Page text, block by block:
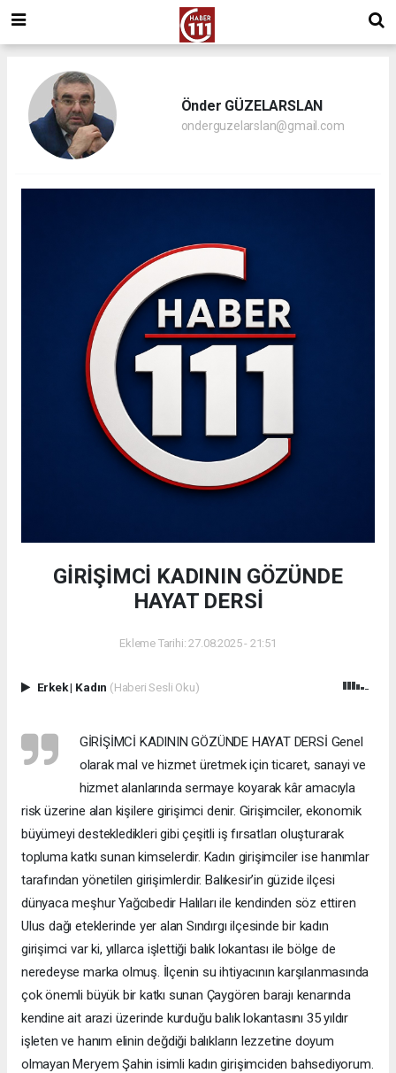
Önder GÜZELARSLAN
onderguzelarslan@gmail.com
GİRİŞİMCİ KADININ GÖZÜNDE
HAYAT DERSİ
Ekleme Tarihi: 27.08.2025 - 21:51
Erkek| Kadın (Haberi Sesli Oku)
GİRİŞİMCİ KADININ GÖZÜNDE HAYAT DERSİ Genel
olarak mal ve hizmet üretmek için ticaret, sanayi ve
hizmet alanlarında sermaye koyarak kâr amacıyla
risk üzerine alan kişilere girişimci denir. Girişimciler, ekonomik
büyümeyi destekledikleri gibi çeşitli iş fırsatları oluşturarak
topluma katkı sunan kimselerdir. Kadın girişimciler ise hanımlar
tarafından yönetilen girişimlerdir. Balıkesir’in güzide ilçesi
dünyaca meşhur Yağcıbedir Halıları ile kendinden söz ettiren
Ulus dağı eteklerinde yer alan Sındırgı ilçesinde bir kadın
girişimci var ki, yıllarca işlettiği balık lokantası ile bölge de
neredeyse marka olmuş. İlçenin su ihtiyacının karşılanmasında
çok önemli büyük bir katkı sunan Çaygören barajı kenarında
kendine ait arazi üzerinde kurduğu balık lokantasını 35 yıldır
işleten ve hanım elinin değdiği balıkların lezzetine doyum
olmayan Meryem Şahin isimli kadın girişimciden bahsediyorum.